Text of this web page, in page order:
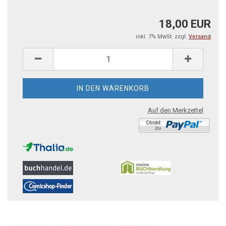
18,00 EUR
inkl. 7% MwSt. zzgl. Versand
Auf den Merkzettel